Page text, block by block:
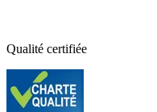
Qualité certifiée